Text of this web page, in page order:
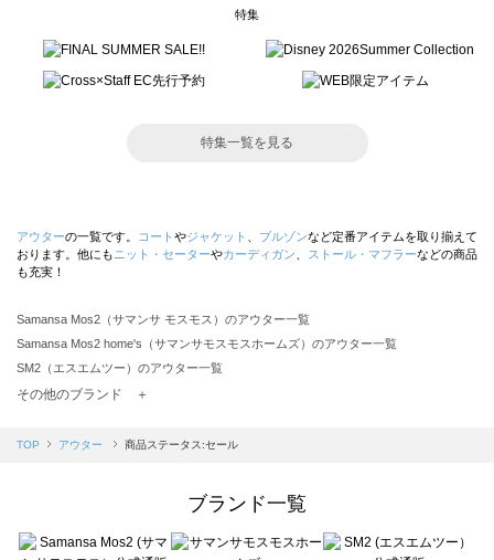
特集
特集一覧を見る
アウターの一覧です。 コート やジャケット ブルゾンなど定番アイテムを取り揃えて
おります。他にも ニット・セーターやカーディガン ストール・マフラーなどの商品
も充実！
Samansa Mos2（サマンサ モスモス）のアウター一覧
Samansa Mos2 home's（サマンサモスモスホームズ）のアウター一覧
SM2（エスエムツー）のアウター一覧
TSUHARU by Samansa Mos2（ツハルバイサマンサモスモス）のアウター一覧
Samansa Mos2 blue（サマンサモスモス ブルー）のアウター一覧
sō4ū（ソウフォーユー）のアウター一覧
Te chichi（テチチ）のアウター一覧
その他のブランド ＋
TOP アウター 商品ステータス:セール
ブランド一覧